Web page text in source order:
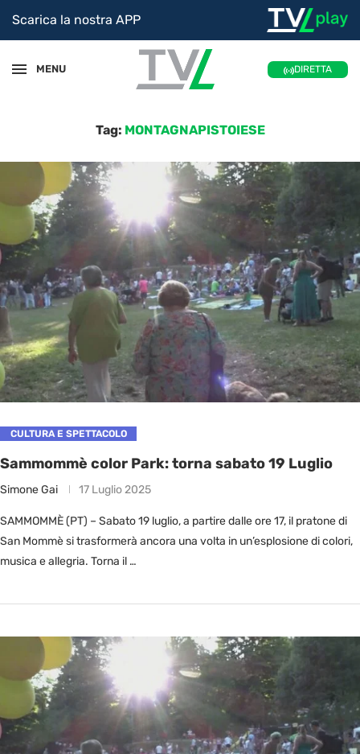
Scarica la nostra APP
MENU DIRETTA
Tag: MONTAGNAPISTOIESE
CULTURA E SPETTACOLO
Sammommè color Park: torna sabato 19 Luglio
Simone Gai 17 Luglio 2025
SAMMOMMÈ (PT) – Sabato 19 luglio, a partire dalle ore 17, il pratone di
San Mommè si trasformerà ancora una volta in un’esplosione di colori,
musica e allegria. Torna il …